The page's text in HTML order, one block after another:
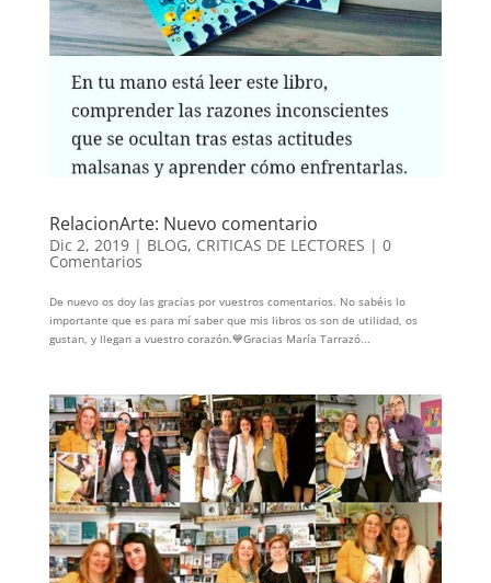
RelacionArte: Nuevo comentario
Dic 2, 2019| BLOG, CRITICAS DE LECTORES | 0
Comentarios
De nuevo os doy las gracias por vuestros comentarios. No sabéis lo
importante que es para mí saber que mis libros os son de utilidad, os
gustan, y llegan a vuestro corazón.💙Gracias María Tarrazó...